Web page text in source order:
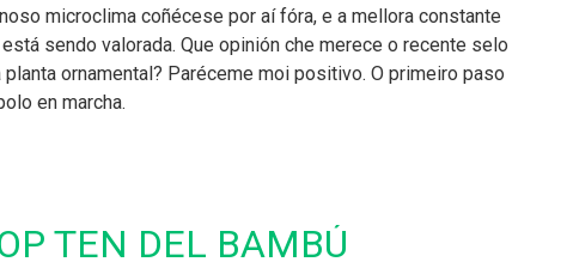
microclima coñécese por aí fóra, e a mellora constante
sendo valorada. Que opinión che merece o recente selo
planta ornamental? Paréceme moi positivo. O primeiro paso
en marcha.
TEN DEL BAMBÚ